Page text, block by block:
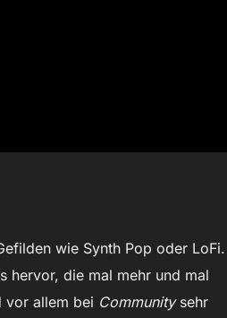
wie Synth Pop oder LoFi.
hervor, die mal mehr und mal
vor allem bei Communitysehr